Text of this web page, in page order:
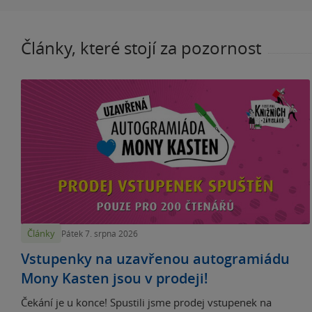
Články, které stojí za pozornost
Články Pátek 7. srpna 2026
Vstupenky na uzavřenou autogramiádu
Mony Kasten jsou v prodeji!
Čekání je u konce! Spustili jsme prodej vstupenek na